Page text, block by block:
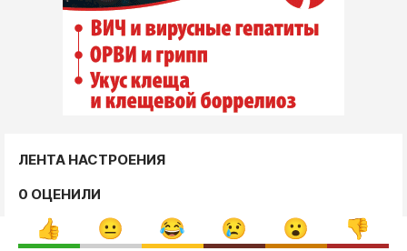
ЛЕНТА НАСТРОЕНИЯ
0 ОЦЕНИЛИ